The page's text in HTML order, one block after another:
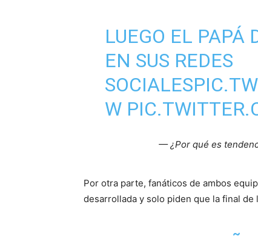
LUEGO EL PAPÁ
EN SUS REDES
SOCIALES
W
— ¿Por qué es
Por otra parte, fanáticos de ambos
desarrollada y solo piden que la final de